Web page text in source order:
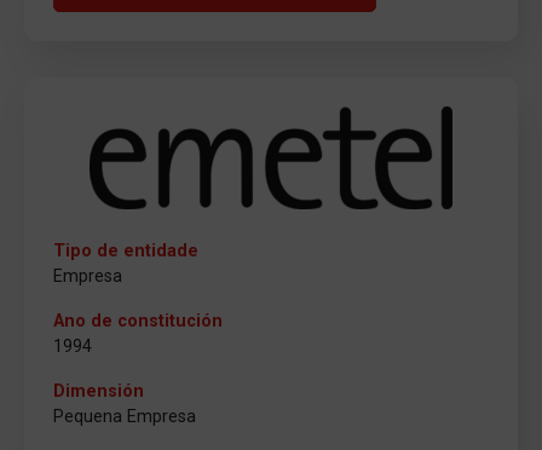
Tipo de entidade
Empresa
Ano de constitución
1994
Dimensión
Pequena Empresa